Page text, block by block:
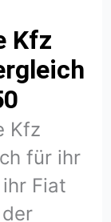
Kfz
Kfz
für ihr
Fiat